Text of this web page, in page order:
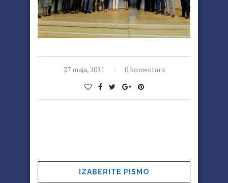
27 maja, 2021 0 komentara
IZABERITE PISMO